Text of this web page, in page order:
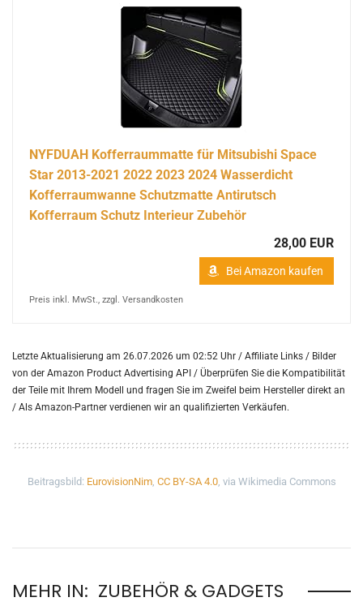
NYFDUAH Kofferraummatte für Mitsubishi Space
Star 2013-2021 2022 2023 2024 Wasserdicht
Kofferraumwanne Schutzmatte Antirutsch
Kofferraum Schutz Interieur Zubehör
28,00 EUR
Bei Amazon kaufen
Preis inkl. MwSt., zzgl. Versandkosten
Letzte Aktualisierung am 26.07.2026 um 02:52 Uhr / Affiliate Links / Bilder
von der Amazon Product Advertising API / Überprüfen Sie die Kompatibilität
der Teile mit Ihrem Modell und fragen Sie im Zweifel beim Hersteller direkt an
/ Als Amazon-Partner verdienen wir an qualifizierten Verkäufen.
Beitragsbild: EurovisionNim, CC BY-SA 4.0, via Wikimedia Commons
MEHR IN: ZUBEHÖR & GADGETS